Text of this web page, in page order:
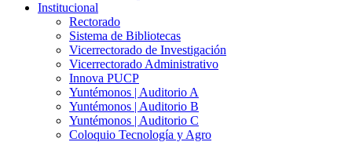
Institucional
Rectorado
Sistema de Bibliotecas
Vicerrectorado de Investigación
Vicerrectorado Administrativo
Innova PUCP
Yuntémonos | Auditorio A
Yuntémonos | Auditorio B
Yuntémonos | Auditorio C
Coloquio Tecnología y Agro